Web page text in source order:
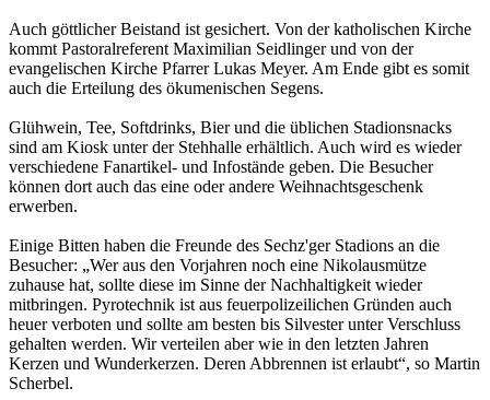
Auch göttlicher Beistand ist gesichert. Von der katholischen Kirche
kommt Pastoralreferent Maximilian Seidlinger und von der
evangelischen Kirche Pfarrer Lukas Meyer. Am Ende gibt es somit
auch die Erteilung des ökumenischen Segens.
Glühwein, Tee, Softdrinks, Bier und die üblichen Stadionsnacks
sind am Kiosk unter der Stehhalle erhältlich. Auch wird es wieder
verschiedene Fanartikel- und Infostände geben. Die Besucher
können dort auch das eine oder andere Weihnachtsgeschenk
erwerben.
Einige Bitten haben die Freunde des Sechz'ger Stadions an die
Besucher: „Wer aus den Vorjahren noch eine Nikolausmütze
zuhause hat, sollte diese im Sinne der Nachhaltigkeit wieder
mitbringen. Pyrotechnik ist aus feuerpolizeilichen Gründen auch
heuer verboten und sollte am besten bis Silvester unter Verschluss
gehalten werden. Wir verteilen aber wie in den letzten Jahren
Kerzen und Wunderkerzen. Deren Abbrennen ist erlaubt“, so Martin
Scherbel.